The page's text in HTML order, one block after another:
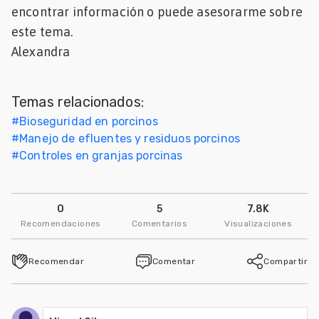
Mascotas
encontrar información o puede asesorarme sobre
este tema.
Alexandra
Temas relacionados:
#Bioseguridad en porcinos
#Manejo de efluentes y residuos porcinos
#Controles en granjas porcinas
0
Recomendaciones
5
Comentarios
7.8K
Visualizaciones
Recomendar Comentar Compartir